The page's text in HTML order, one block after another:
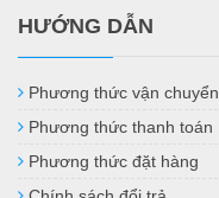
HƯỚNG DẪN
Phương thức vận chuyển
Phương thức thanh toán
Phương thức đặt hàng